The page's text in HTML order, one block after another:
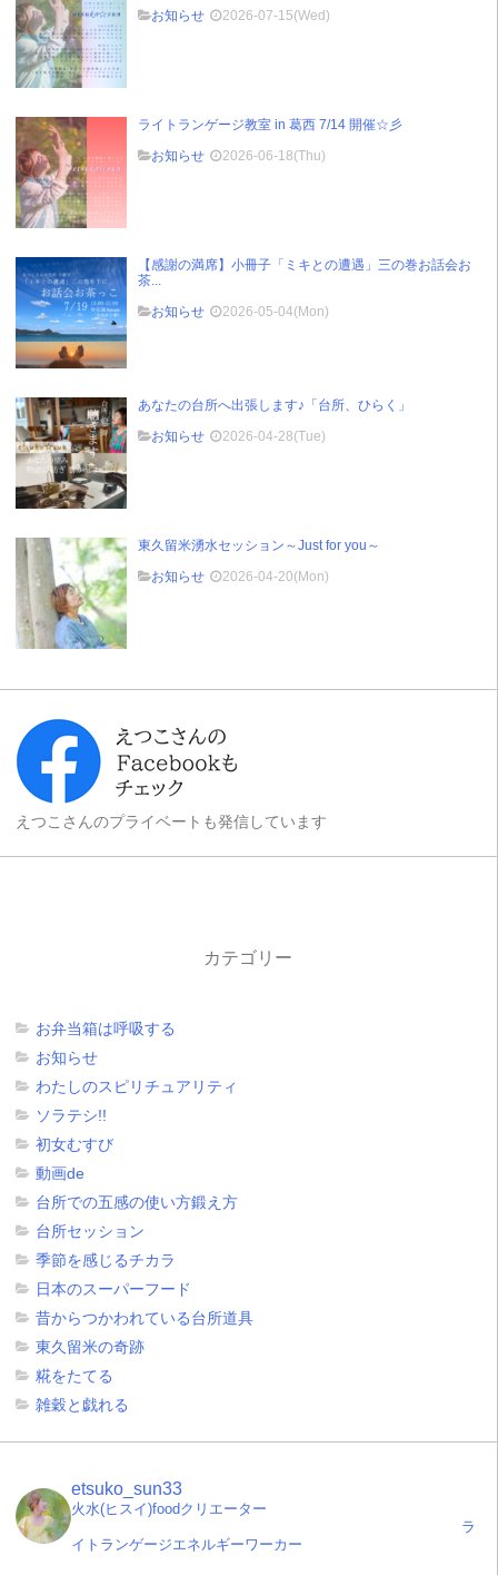
お知らせ
2026-07-15(Wed)
ライトランゲージ教室 in 葛西 7/14 開催☆彡
お知らせ
2026-06-18(Thu)
【感謝の満席】小冊子「ミキとの遭遇」三の巻お話会お
茶...
お知らせ
2026-05-04(Mon)
あなたの台所へ出張します♪「台所、ひらく」
お知らせ
2026-04-28(Tue)
東久留米湧水セッション～Just for you～
お知らせ
2026-04-20(Mon)
えつこさんのプライベートも発信しています
カテゴリー
お弁当箱は呼吸する
お知らせ
わたしのスピリチュアリティ
ソラテシ!!
初女むすび
動画de
台所での五感の使い方鍛え方
台所セッション
季節を感じるチカラ
日本のスーパーフード
昔からつかわれている台所道具
東久留米の奇跡
糀をたてる
雑穀と戯れる
etsuko_sun33
火水(ヒスイ)foodクリエーター
ラ
イトランゲージエネルギーワーカー